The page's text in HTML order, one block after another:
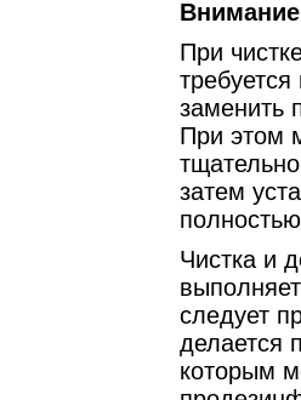
Внимание
При
заменить
При этом
затем
Чистка и
следует
делается
которым